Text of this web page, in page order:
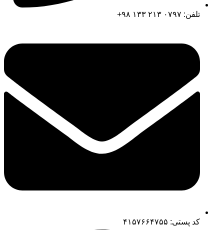
تلفن: ۰۷۹۷ ۲۱۳ ۱۳۳ ۹۸+
کد پستی: ۴۱۵۷۶۶۴۷۵۵